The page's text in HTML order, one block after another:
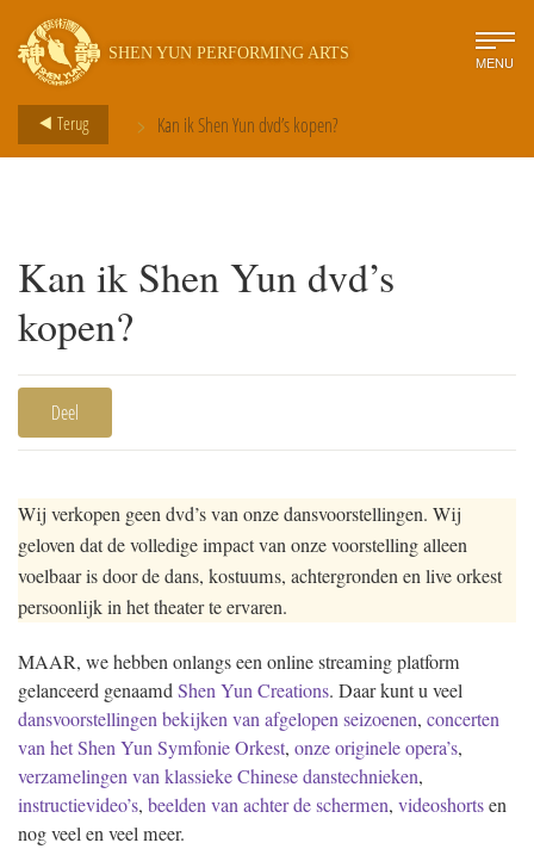
SHEN YUN PERFORMING ARTS MENU
Terug > Kan ik Shen Yun dvd’s kopen?
Kan ik Shen Yun dvd’s
kopen?
Deel
Wij verkopen geen dvd’s van onze dansvoorstellingen. Wij
geloven dat de volledige impact van onze voorstelling alleen
voelbaar is door de dans, kostuums, achtergronden en live orkest
persoonlijk in het theater te ervaren.
MAAR, we hebben onlangs een online streaming platform
gelanceerd genaamdShen Yun Creations. Daar kunt u veel
dansvoorstellingen bekijken van afgelopen seizoenen, concerten
van het Shen Yun Symfonie Orkest, onze originele opera’s,
verzamelingen van klassieke Chinese danstechnieken,
instructievideo’s, beelden van achter de schermen, videoshortsen
nog veel en veel meer.